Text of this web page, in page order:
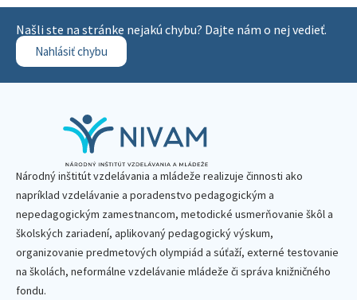
Našli ste na stránke nejakú chybu? Dajte nám o nej vedieť.
Nahlásiť chybu
Národný inštitút vzdelávania a mládeže realizuje činnosti ako
napríklad vzdelávanie a poradenstvo pedagogickým a
nepedagogickým zamestnancom, metodické usmerňovanie škôl a
školských zariadení, aplikovaný pedagogický výskum,
organizovanie predmetových olympiád a súťaží, externé testovanie
na školách, neformálne vzdelávanie mládeže či správa knižničného
fondu.